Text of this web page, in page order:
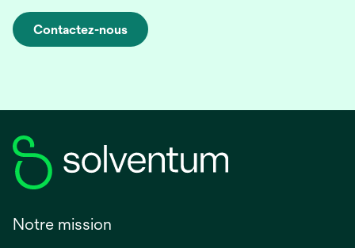
Contactez-nous
Notre mission